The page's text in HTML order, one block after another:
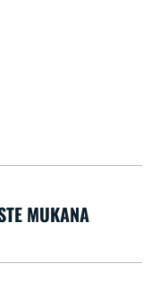
MUKANA